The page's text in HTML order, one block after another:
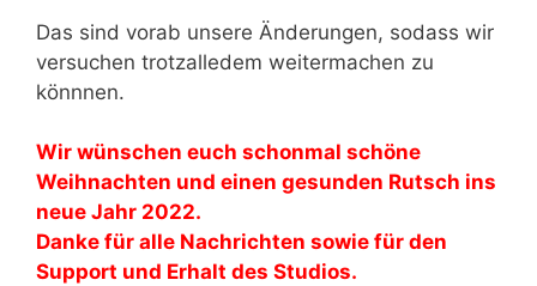
Das sind vorab unsere Änderungen, sodass wir
versuchen trotzalledem weitermachen zu
könnnen.
Wir wünschen euch schonmal schöne
Weihnachten und einen gesunden Rutsch ins
neue Jahr 2022.
Danke für alle Nachrichten sowie für den
Support und Erhalt des Studios.